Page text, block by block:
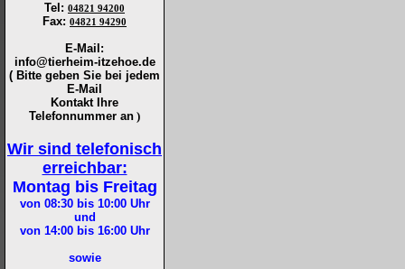
Tel : 04821 94200
Fax: 04821 94290
E-Mail:
info@tierheim-itzehoe.de
( Bitte geben Sie bei jedem
E-Mail
Kontakt Ihre
Telefonnummer an )
Wir sind telefonisch
erreichbar:
Montag bis Freitag
von 08:30 bis 10:00Uhr
und
von 14:00 bis 16:00Uhr
sowie